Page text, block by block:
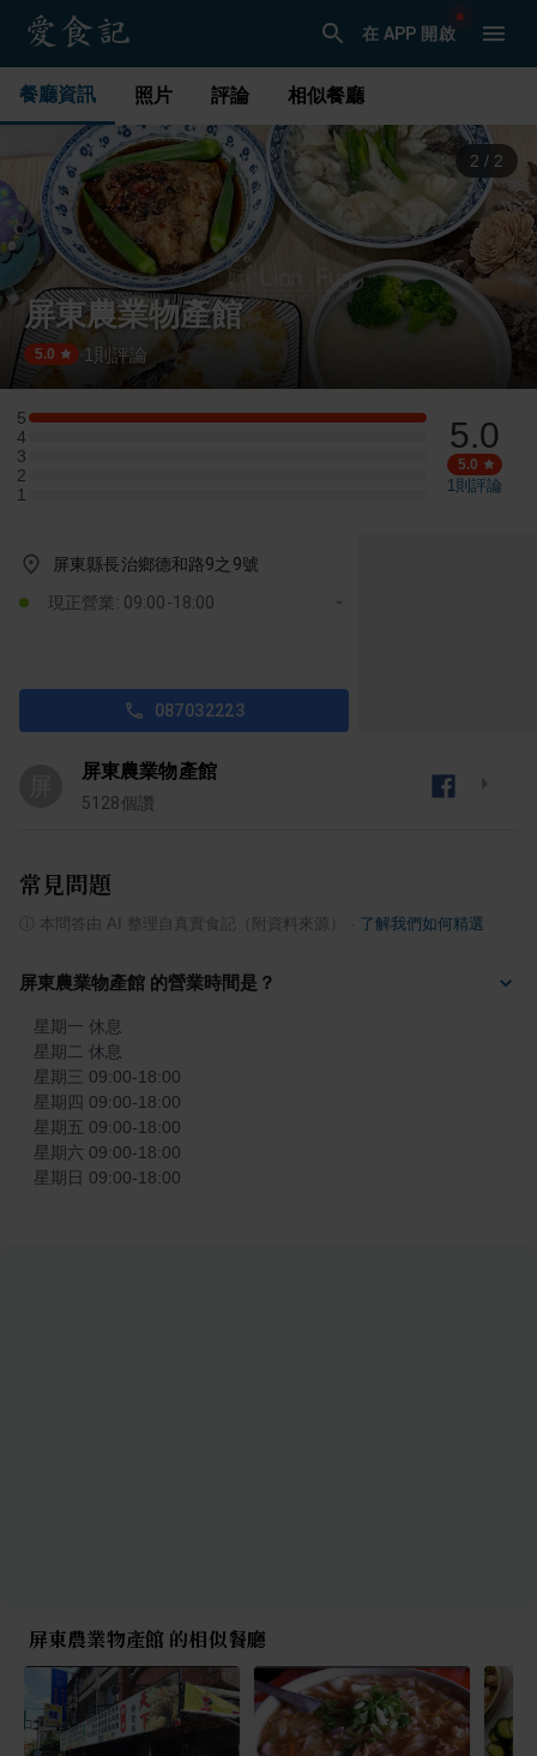
在 APP 開啟
餐廳資訊 照片 評論 相似餐廳
1 / 2
屏東農業物產館
5.0 ·1 則評論
5
5 星：1 則評論
4
4 星：0 則評論
3
3 星：0 則評論
2
2 星：0 則評論
1
1 星：0 則評論
5.0
5.0
1則評論
屏東縣長治鄉德和路9之9號
現正營業: 09:00-18:00
087032223
屏東農業物產館
5128個讚
常見問題
本問答由 AI 整理自真實食記（附資料來源） 了解我們如何精選
屏東農業物產館 的營業時間是？
星期一 休息
星期二 休息
星期三 09:00-18:00
星期四 09:00-18:00
星期五 09:00-18:00
星期六 09:00-18:00
星期日 09:00-18:00
屏東農業物產館 的相似餐廳